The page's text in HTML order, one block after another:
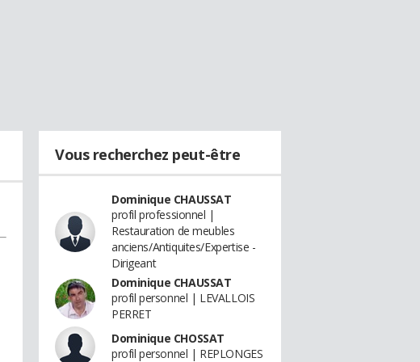
Vous recherchez peut-être
Dominique CHAUSSAT
profil professionnel |
Restauration de meubles
anciens/Antiquites/Expertise -
Dirigeant
Dominique CHAUSSAT
profil personnel | LEVALLOIS
PERRET
Dominique CHOSSAT
profil personnel | REPLONGES